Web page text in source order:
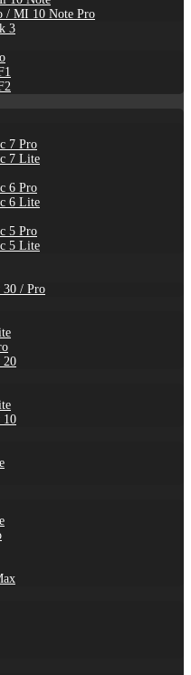
/ MI 10 Note Pro
3
7 Pro
7 Lite
6 Pro
6 Lite
5 Pro
5 Lite
30 / Pro
20
10